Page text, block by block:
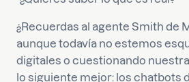
¿Recuerdas al agente Smith de
aunque todavía no estemos
digitales o cuestionando
lo siguiente mejor: los chatbots